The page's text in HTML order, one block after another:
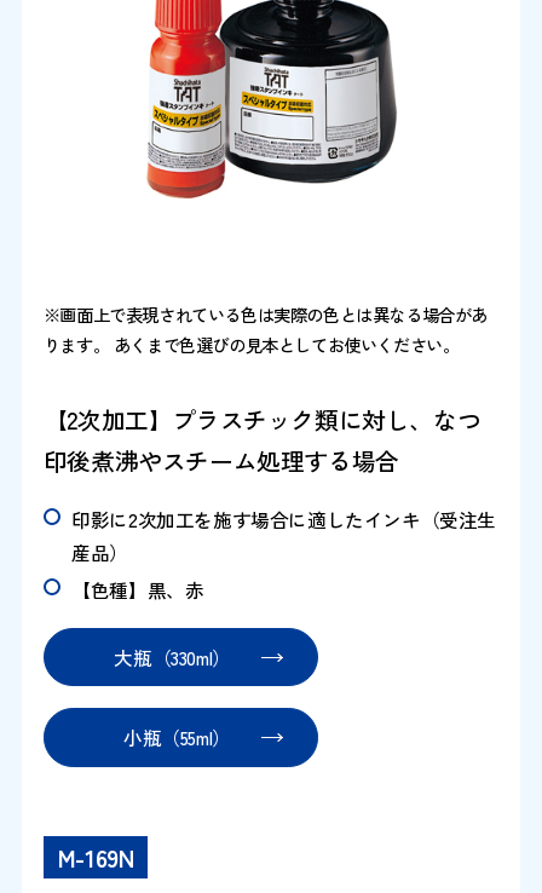
※画面上で表現されている色は実際の色とは異なる場合があ
ります。 あくまで色選びの見本としてお使いください。
【2次加工】プラスチック類に対し、なつ
印後煮沸やスチーム処理する場合
印影に2次加工を施す場合に適したインキ（受注生
産品）
【色種】黒、赤
大瓶（330ml）
小瓶（55ml）
M-169N